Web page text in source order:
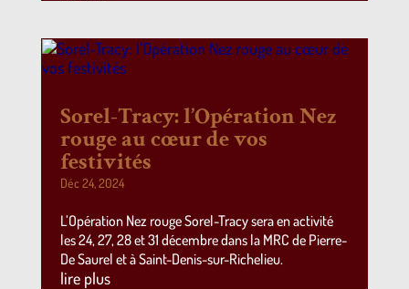
Sorel-Tracy: l’Opération Nez
rouge au cœur de vos
festivités
Déc 24, 2024
L’Opération Nez rouge Sorel-Tracy sera en activité
les 24, 27, 28 et 31 décembre dans la MRC de Pierre-
De Saurel et à Saint-Denis-sur-Richelieu.
lire plus